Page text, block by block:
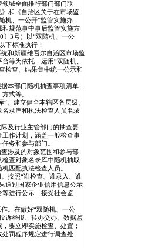
领域全面推行部门部门联
和《自治区关于在市场监
机、一公开”监管实施办
规范事中事后监管实施方
〕3号）以“双随机、一公
下标准执行：
和新疆维吾尔自治区市场监
等为依托，运用“双随机、
检查、结果集中统一公示和
据本部门 随机抽查事项清单，
式等。
。建立健全本辖区各层级、
录库和执法检查人员名录
及行业主管部门的抽查要
作计划，涵盖一般检查事
任务和参与部门 。
涉及的对象范围和参与部
检查对象名录库中随机抽取
匹配执法检查人员。
按照“谁检查、谁录入、谁
通过国家企业信用信息公示
等进行公示，接受社会监
。在做好“双随机、一公
诉举报、转办交办、数据监
要立即实施检查、处置；
罚程序规定进行调查处